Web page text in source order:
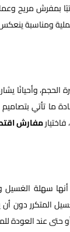
بمفرش مريح
ومناسبة
الحجم،
ما تأتي
مفارش
سهلة الغسيل
المتكرر دون
حتى عند العودة